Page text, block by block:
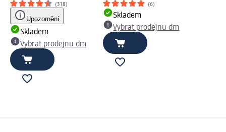
(318)
Upozornění
Skladem
Vybrat prodejnu dm
(6)
Skladem
Vybrat prodejnu dm